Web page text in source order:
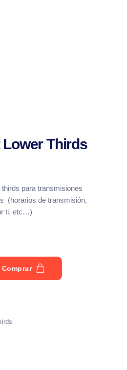
Thirds
para transmisiones
(horarios de transmisión,
ti, etc…)
Comprar